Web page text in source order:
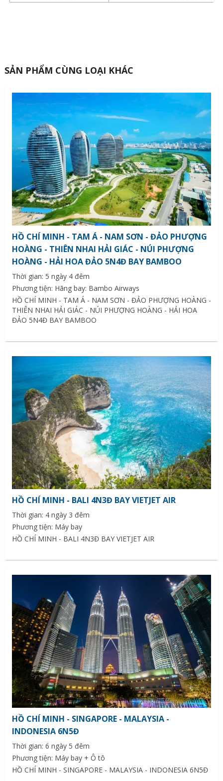
SẢN PHẨM CÙNG LOẠI KHÁC
HỒ CHÍ MINH - TAM Á - NAM SƠN - ĐẢO PHƯỢNG
HOÀNG - THIÊN NHAI HẢI GIÁC - NÚI PHƯỢNG
HOÀNG - HẢI HOA ĐẢO 5N4Đ BAY BAMBOO
Thời gian: 5 ngày 4 đêm
Phương tiện: Hãng bay: Bambo Airways
HỒ CHÍ MINH - TAM Á - NAM SƠN - ĐẢO PHƯỢNG HOÀNG -
THIÊN NHAI HẢI GIÁC - NÚI PHƯỢNG HOÀNG - HẢI HOA
ĐẢO 5N4Đ BAY BAMBOO
HỒ CHÍ MINH - BALI 4N3Đ BAY VIETJET AIR
Thời gian: 4 ngày 3 đêm
Phương tiện: Máy bay
HỒ CHÍ MINH - BALI 4N3Đ BAY VIETJET AIR
HỒ CHÍ MINH - SINGAPORE - MALAYSIA -
INDONESIA 6N5Đ
Thời gian: 6 ngày 5 đêm
Phương tiện: Máy bay + Ô tô
HỒ CHÍ MINH - SINGAPORE - MALAYSIA - INDONESIA 6N5Đ